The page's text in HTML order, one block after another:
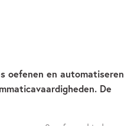
oefenen en automatiseren
De